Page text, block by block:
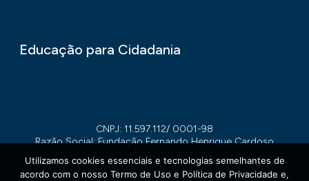
Educação para Cidadania
CNPJ: 11.597.112/ 0001-98
Razão Social: Fundação Fernando Henrique Cardoso
Utilizamos cookies essenciais e tecnologias semelhantes de
acordo com o nosso Termo de Uso e Política de Privacidade e,